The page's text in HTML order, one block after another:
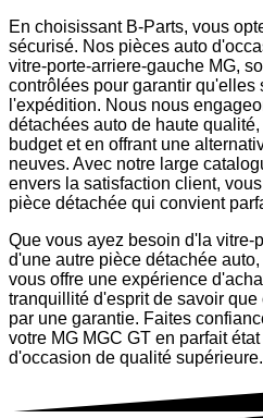
En choisissant B-Parts, vous
sécurisé. Nos pièces auto
vitre-porte-arriere-gauche MG,
contrôlées pour garantir qu'elles
l'expédition. Nous nous
détachées auto de haute
budget et en offrant une
neuves. Avec notre large
envers la satisfaction client,
pièce détachée qui convient
Que vous ayez besoin d'la vitre-
d'une autre pièce détachée
vous offre une expérience
tranquillité d'esprit de savoir
par une garantie. Faites
votre MG MGC GT en parfait
d'occasion de qualité supérieure.